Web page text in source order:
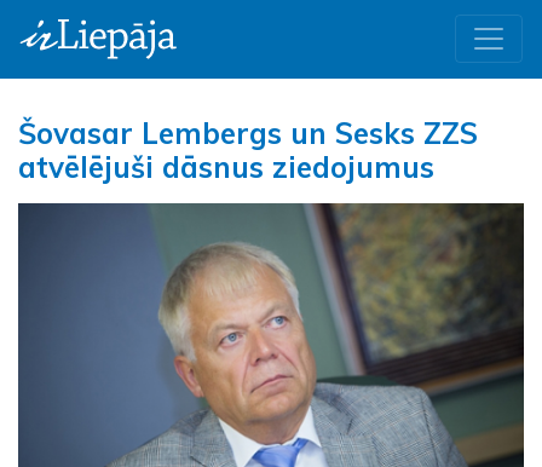
Šovasar Lembergs un Sesks ZZS
atvēlējuši dāsnus ziedojumus